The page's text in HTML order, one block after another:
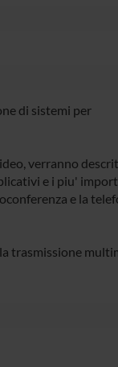
di sistemi per
verranno
e i piu'
e la
trasmissione